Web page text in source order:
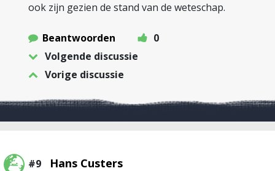
ook zijn gezien de stand van de weteschap.
Beantwoorden
0
Volgende discussie
Vorige discussie
#9 Hans Custers